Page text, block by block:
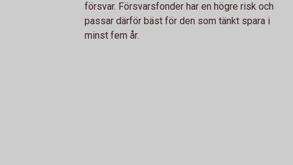
försvar. Försvarsfonder har en högre risk och
passar därför bäst för den som tänkt spara i
minst fem år.